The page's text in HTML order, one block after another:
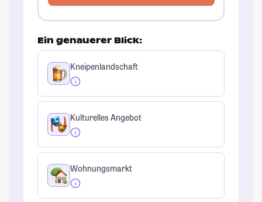
Ein genauerer Blick:
Kneipenlandschaft
Kulturelles Angebot
Wohnungsmarkt